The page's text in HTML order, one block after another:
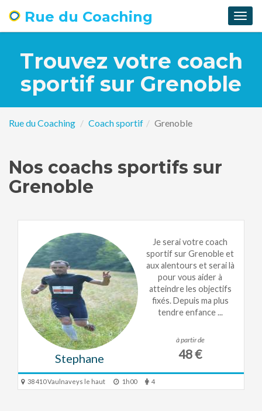
Rue du Coaching
Trouvez votre coach
sportif sur Grenoble
Rue du Coaching Coach sportif Grenoble
Nos coachs sportifs sur
Grenoble
Stephane
Je serai votre coach
sportif sur Grenoble et
aux alentours et serai là
pour vous aider à
atteindre les objectifs
fixés. Depuis ma plus
tendre enfance ...
à partir de
48 €
38 410 Vaulnaveys le haut 1h00 4